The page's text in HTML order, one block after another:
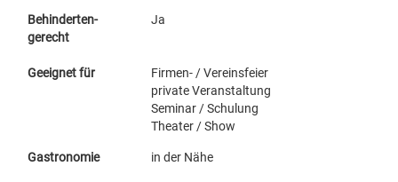
Behinderten-
gerecht
Ja
Geeignet für
Firmen- / Vereinsfeier
private Veranstaltung
Seminar / Schulung
Theater / Show
Gastronomie in der Nähe